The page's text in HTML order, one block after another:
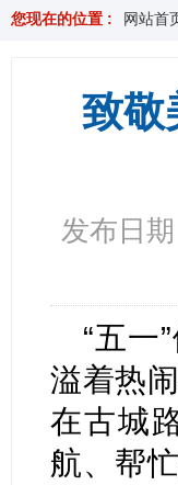
您现在的位置 : 网站首
致敬
发布日
“五一
溢着热
在古城
航、帮